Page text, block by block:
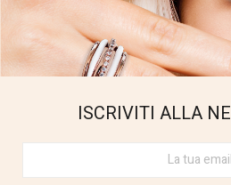
ISCRIVITI ALLA